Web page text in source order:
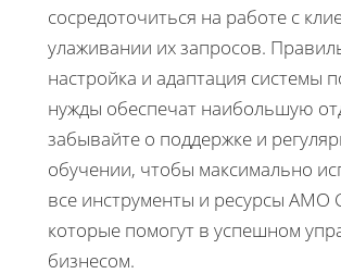
сосредоточиться на работе с
улаживании их запросов.
настройка и адаптация системы
нужды обеспечат наибольшую
забывайте о поддержке и
обучении, чтобы максимально
все инструменты и ресурсы AMO
которые помогут в успешном
бизнесом.